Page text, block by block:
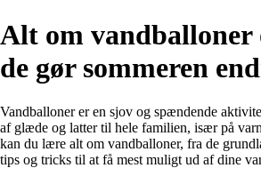
Alt om vandballoner
de gør sommeren
Vandballoner er en sjov og spændende
af glæde og latter til hele familien, især på
kan du lære alt om vandballoner, fra de
tips og tricks til at få mest muligt ud af dine